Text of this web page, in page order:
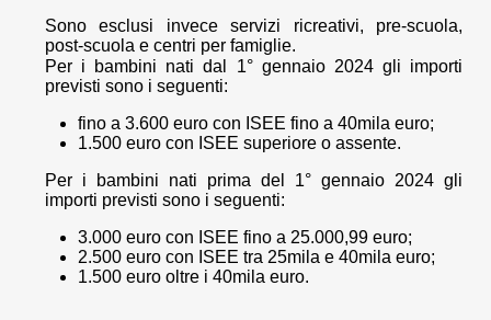
Sono esclusi invece servizi ricreativi, pre-scuola,
post-scuola e centri per famiglie.
Per i bambini nati dal 1° gennaio 2024 gli importi
previsti sono i seguenti:
fino a 3.600 euro con ISEE fino a 40mila euro;
1.500 euro con ISEE superiore o assente.
Per i bambini nati prima del 1° gennaio 2024 gli
importi previsti sono i seguenti:
3.000 euro con ISEE fino a 25.000,99 euro;
2.500 euro con ISEE tra 25mila e 40mila euro;
1.500 euro oltre i 40mila euro.